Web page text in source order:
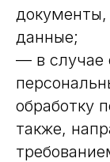
данные;
— в случае
обработку
также,